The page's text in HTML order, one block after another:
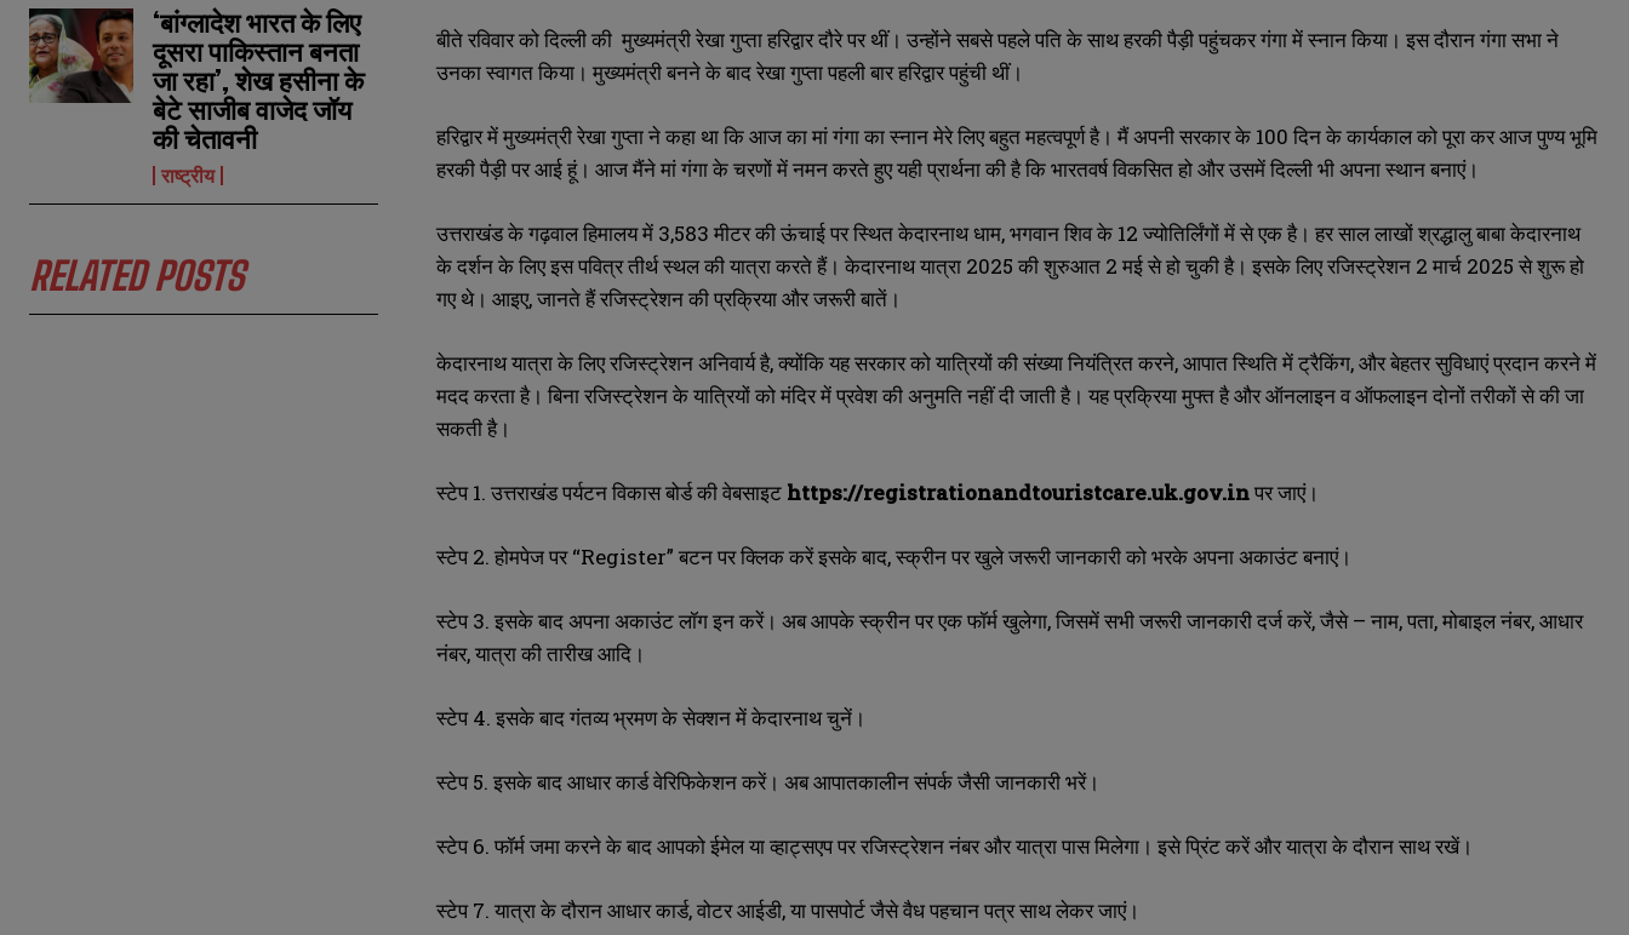
N
a
m
e
a
l
*
N
u
m
e
r
N
a
m
e
a
l
*
N
u
m
e
r
‘बांग्लादेश भारत के लिए
दूसरा पाकिस्तान बनता
जा रहा’, शेख हसीना के
बेटे साजीब वाजेद जॉय
की चेतावनी
राष्ट्रीय
RELATED POSTS
बीते रविवार को दिल्ली की मुख्यमंत्री रेखा गुप्ता हरिद्वार दौरे पर थीं। उन्होंने सबसे पहले पति के साथ हरकी पैड़ी पहुंचकर गंगा में स्नान किया। इस दौरान गंगा सभा ने
उनका स्वागत किया। मुख्यमंत्री बनने के बाद रेखा गुप्ता पहली बार हरिद्वार पहुंची थीं।
हरिद्वार में मुख्यमंत्री रेखा गुप्ता ने कहा था कि आज का मां गंगा का स्नान मेरे लिए बहुत महत्वपूर्ण है। मैं अपनी सरकार के 100 दिन के कार्यकाल को पूरा कर आज पुण्य भूमि
हरकी पैड़ी पर आई हूं। आज मैंने मां गंगा के चरणों में नमन करते हुए यही प्रार्थना की है कि भारतवर्ष विकसित हो और उसमें दिल्ली भी अपना स्थान बनाएं।
उत्तराखंड के गढ़वाल हिमालय में 3,583 मीटर की ऊंचाई पर स्थित केदारनाथ धाम, भगवान शिव के 12 ज्योतिर्लिंगों में से एक है। हर साल लाखों श्रद्धालु बाबा केदारनाथ
के दर्शन के लिए इस पवित्र तीर्थ स्थल की यात्रा करते हैं। केदारनाथ यात्रा 2025 की शुरुआत 2 मई से हो चुकी है। इसके लिए रजिस्ट्रेशन 2 मार्च 2025 से शुरू हो
गए थे। आइए, जानते हैं रजिस्ट्रेशन की प्रक्रिया और जरूरी बातें।
केदारनाथ यात्रा के लिए रजिस्ट्रेशन अनिवार्य है, क्योंकि यह सरकार को यात्रियों की संख्या नियंत्रित करने, आपात स्थिति में ट्रैकिंग, और बेहतर सुविधाएं प्रदान करने में
मदद करता है। बिना रजिस्ट्रेशन के यात्रियों को मंदिर में प्रवेश की अनुमति नहीं दी जाती है। यह प्रक्रिया मुफ्त है और ऑनलाइन व ऑफलाइन दोनों तरीकों से की जा
सकती है।
स्टेप 1. उत्तराखंड पर्यटन विकास बोर्ड की वेबसाइट https://registrationandtouristcare.uk.gov.inपर जाएं।
स्टेप 2. होमपेज पर “Register” बटन पर क्लिक करें इसके बाद, स्क्रीन पर खुले जरूरी जानकारी को भरके अपना अकाउंट बनाएं।
स्टेप 3. इसके बाद अपना अकाउंट लॉग इन करें। अब आपके स्क्रीन पर एक फॉर्म खुलेगा, जिसमें सभी जरूरी जानकारी दर्ज करें, जैसे – नाम, पता, मोबाइल नंबर, आधार
नंबर, यात्रा की तारीख आदि।
स्टेप 4. इसके बाद गंतव्य भ्रमण के सेक्शन में केदारनाथ चुनें।
स्टेप 5. इसके बाद आधार कार्ड वेरिफिकेशन करें। अब आपातकालीन संपर्क जैसी जानकारी भरें।
स्टेप 6. फॉर्म जमा करने के बाद आपको ईमेल या व्हाट्सएप पर रजिस्ट्रेशन नंबर और यात्रा पास मिलेगा। इसे प्रिंट करें और यात्रा के दौरान साथ रखें।
स्टेप 7. यात्रा के दौरान आधार कार्ड, वोटर आईडी, या पासपोर्ट जैसे वैध पहचान पत्र साथ लेकर जाएं।